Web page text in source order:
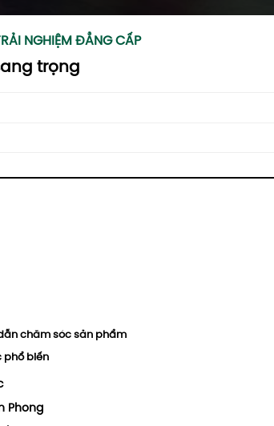
NGHIỆM ĐẲNG CẤP
trọng
chăm sóc sản phẩm
phổ biến
Phong